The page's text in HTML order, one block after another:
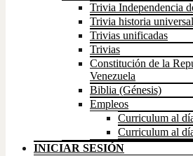
Trivia Independencia
Trivia historia universal
Trivias unificadas
Trivias
Constitución de la
Venezuela
Biblia (Génesis)
Empleos
Curriculum al
Curriculum al
INICIAR SESIÓN